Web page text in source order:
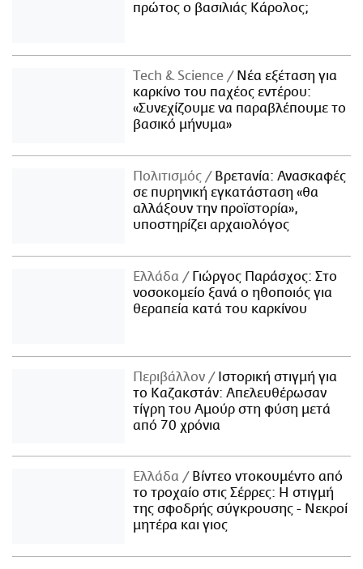
πρώτος ο βασιλιάς Κάρολος;
Τech & Science
Νέα εξέταση για
καρκίνο του παχέος εντέρου:
«Συνεχίζουμε να παραβλέπουμε το
βασικό μήνυμα»
Πολιτισμός
Βρετανία: Ανασκαφές
σε πυρηνική εγκατάσταση «θα
αλλάξουν την προϊστορία»,
υποστηρίζει αρχαιολόγος
Ελλάδα
Γιώργος Παράσχος: Στο
νοσοκομείο ξανά ο ηθοποιός για
θεραπεία κατά του καρκίνου
Περιβάλλον
Ιστορική στιγμή για
το Καζακστάν: Απελευθέρωσαν
τίγρη του Αμούρ στη φύση μετά
από 70 χρόνια
Ελλάδα
Βίντεο ντοκουμέντο από
το τροχαίο στις Σέρρες: Η στιγμή
της σφοδρής σύγκρουσης - Νεκροί
μητέρα και γιος